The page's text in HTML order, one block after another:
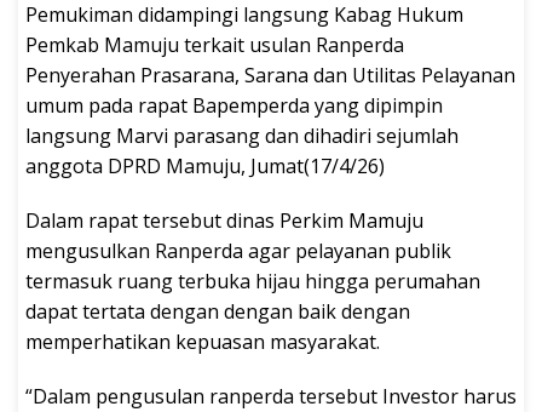
Pemukiman didampingi langsung Kabag Hukum
Pemkab Mamuju terkait usulan Ranperda
Penyerahan Prasarana, Sarana dan Utilitas Pelayanan
umum pada rapat Bapemperda yang dipimpin
langsung Marvi parasang dan dihadiri sejumlah
anggota DPRD Mamuju, Jumat(17/4/26)
Dalam rapat tersebut dinas Perkim Mamuju
mengusulkan Ranperda agar pelayanan publik
termasuk ruang terbuka hijau hingga perumahan
dapat tertata dengan dengan baik dengan
memperhatikan kepuasan masyarakat.
“Dalam pengusulan ranperda tersebut Investor harus